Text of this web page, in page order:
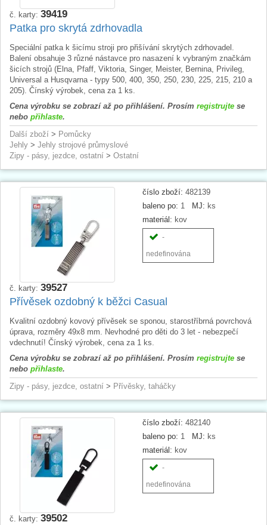
č. karty: 39419
Patka pro skrytá zdrhovadla
Speciální patka k šicímu stroji pro přišívání skrytých zdrhovadel.
Balení obsahuje 3 různé nástavce pro nasazení k vybraným značkám
šicích strojů (Elna, Pfaff, Viktoria, Singer, Meister, Bernina, Privileg,
Universal a Husqvarna - typy 500, 400, 350, 250, 230, 225, 215, 210 a
205). Čínský výrobek, cena za 1 ks.
Cena výrobku se zobrazí až po přihlášení. Prosím registrujte se
nebo přihlaste.
Další zboží > Pomůcky
Jehly > Jehly strojové průmyslové
Zipy - pásy, jezdce, ostatní > Ostatní
číslo zboží: 482139
baleno po: 1 MJ: ks
materiál: kov
-
nedefinována
č. karty: 39527
Přívěsek ozdobný k běžci Casual
Kvalitní ozdobný kovový přívěsek se sponou, starostříbrná povrchová
úprava, rozměry 49x8 mm. Nevhodné pro děti do 3 let - nebezpečí
vdechnutí! Čínský výrobek, cena za 1 ks.
Cena výrobku se zobrazí až po přihlášení. Prosím registrujte se
nebo přihlaste.
Zipy - pásy, jezdce, ostatní > Přívěsky, taháčky
číslo zboží: 482140
baleno po: 1 MJ: ks
materiál: kov
-
nedefinována
č. karty: 39502